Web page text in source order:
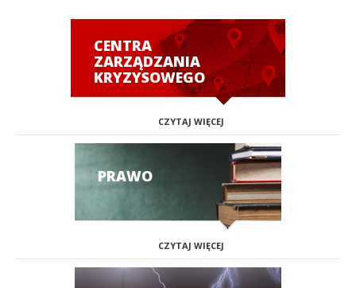
CENTRA
ZARZĄDZANIA
KRYZYSOWEGO
CZYTAJ WIĘCEJ
PRAWO
CZYTAJ WIĘCEJ